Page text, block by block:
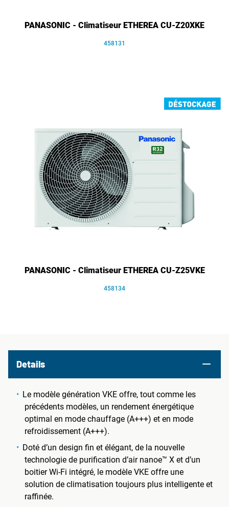
PANASONIC - Climatiseur ETHEREA CU-Z20XKE
458131
PANASONIC - Climatiseur ETHEREA CU-Z25VKE
458134
Details
Le modèle génération VKE offre, tout comme les
précédents modèles, un rendement énergétique
optimal en mode chauffage (A+++) et en mode
refroidissement (A+++).
Doté d’un design fin et élégant, de la nouvelle
technologie de purification d’air nanoe™ X et d’un
boitier Wi-Fi intégré, le modèle VKE offre une
solution de climatisation toujours plus intelligente et
raffinée.